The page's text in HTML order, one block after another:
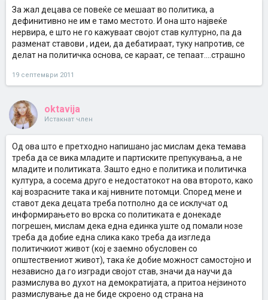
За жал децава се повеќе се мешаат во политика, а
дефинитивно не им е тамо местото. И она што највеќе
нервира, е што не го кажуваат својот став културно, па да
разменат ставови , идеи, да дебатираат, туку напротив, се
делат на политичка основа, се караат, се тепаат....страшно
19 септември 2011
oktavija
Истакнат член
Од ова што е претходно напишано јас мислам дека темава
треба да се вика младите и партиските препукувања, а не
младите и политиката. Зашто едно е политика и политичка
култура, а сосема друго е недостатокот на ова второто, како
кај возрасните така и кај нивните потомци. Според мене и
ставот дека децата треба потполно да се исклучат од
информирањето во врска со политиката е донекаде
погрешен, мислам дека една единка уште од помали нозе
треба да добие една слика како треба да изгледа
политичкиот живот (кој е заемно обусловен со
општествениот живот), така ќе добие можност самостојно и
независно да го изгради својот став, значи да научи да
размислува во духот на демократијата, а притоа нејзиното
размислување да не биде скроено од страна на